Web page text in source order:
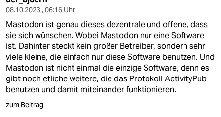
08.10.2023 , 06:16 Uhr
Mastodon ist genau dieses dezentrale und offene, dass
sie sich wünschen. Wobei Mastodon nur eine Software
ist. Dahinter steckt kein großer Betreiber, sondern sehr
viele kleine, die einfach nur diese Software benutzen. Und
Mastodon ist nicht einmal die einzige Software, denn es
gibt noch etliche weitere, die das Protokoll ActivityPub
benutzen und damit miteinander funktionieren.
zum Beitrag